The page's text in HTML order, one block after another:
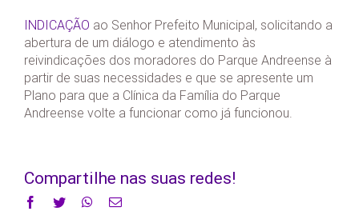
INDICAÇÃO ao Senhor Prefeito Municipal, solicitando a
abertura de um diálogo e atendimento às
reivindicações dos moradores do Parque Andreense à
partir de suas necessidades e que se apresente um
Plano para que a Clínica da Família do Parque
Andreense volte a funcionar como já funcionou.
Compartilhe nas suas redes!
Facebook
TwitterWhatsApp
E-